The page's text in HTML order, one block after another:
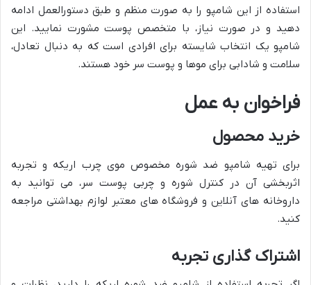
استفاده از این شامپو را به صورت منظم و طبق دستورالعمل ادامه
دهید و در صورت نیاز، با متخصص پوست مشورت نمایید. این
شامپو یک انتخاب شایسته برای افرادی است که به دنبال تعادل،
سلامت و شادابی برای موها و پوست سر خود هستند.
فراخوان به عمل
خرید محصول
برای تهیه شامپو ضد شوره مخصوص موی چرب اریکه و تجربه
اثربخشی آن در کنترل شوره و چربی پوست سر، می توانید به
داروخانه های آنلاین و فروشگاه های معتبر لوازم بهداشتی مراجعه
کنید.
اشتراک گذاری تجربه